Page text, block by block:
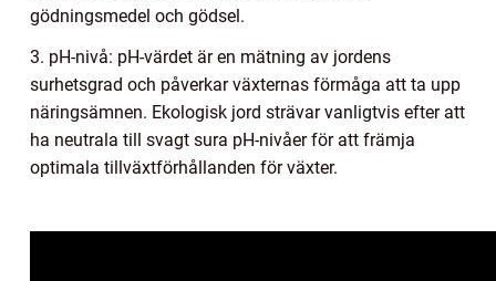
gödningsmedel och gödsel.
3. pH-nivå: pH-värdet är en mätning av jordens
surhetsgrad och påverkar växternas förmåga att ta upp
näringsämnen. Ekologisk jord strävar vanligtvis efter att
ha neutrala till svagt sura pH-nivåer för att främja
optimala tillväxtförhållanden för växter.